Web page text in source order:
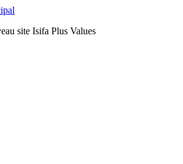
site Isifa Plus Values